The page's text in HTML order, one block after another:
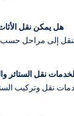
28. هل يمكن نقل
إلى مراحل
نقل الستائر
نقل وتركيب